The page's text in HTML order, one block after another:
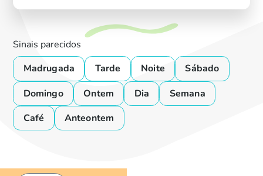
Sinais parecidos
Madrugada
Tarde Noite
Sábado
Domingo
Ontem Dia
Semana
Café
Anteontem